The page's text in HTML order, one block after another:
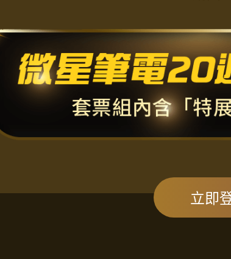
立即